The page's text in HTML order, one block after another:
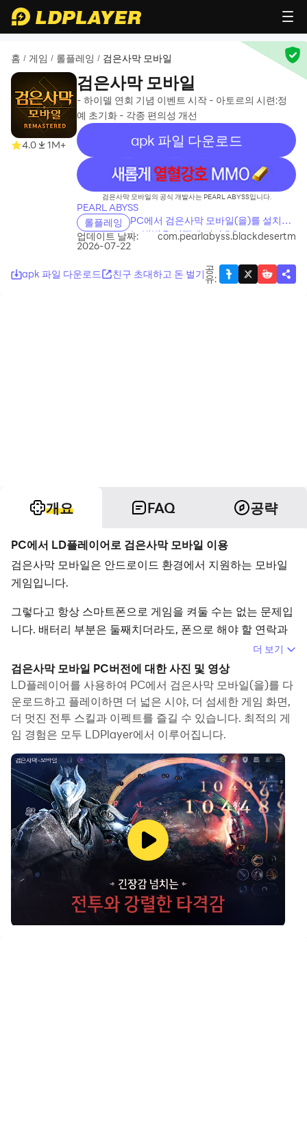
홈 / 게임 / 롤플레잉 / 검은사막 모바일
4.0 1M+
검은사막 모바일
- 하이델 연회 기념 이벤트 시작 - 아토르의 시련:정
예 초기화 - 각종 편의성 개선
apk 파일 다운로드
recommend
검은사막 모바일의 공식 개발사는 PEARL ABYSS입니다.
PEARL ABYSS
롤플레잉
PC에서 검은사막 모바일(을)를 설치하
는 방법은 어떻게 되나요?
업데이트 날짜:
2026-07-22
com.pearlabyss.blackdesertm
apk 파일 다운로드 친구 초대하고 돈 벌기공
유:
개요 FAQ 공략
PC에서 LD플레이어로 검은사막 모바일 이용
검은사막 모바일은 안드로이드 환경에서 지원하는 모바일
게임입니다.
그렇다고 항상 스마트폰으로 게임을 켜둘 수는 없는 문제입
니다. 배터리 부분은 둘째치더라도, 폰으로 해야 할 연락과
업무도 매우 많으니까요. 하지만 LD플레이어를 사용하면
이 모든 문제가 해결됩니다.
LD플레이어란 무엇일까요?
LD플레이어는 키보드와 마우스를 이용해 PC에서 안드로이
드 게임을 즐길 수 있게 해주는 무료 안드로이드 에뮬레이터
입니다.
수시로 걸어온 전화를 걱정할 필요가 없고 더 큰 화면에서
즐길 수 있는 동시에 장시간 플레이에도 핸드폰 배터리 용
량, 발열현상 걱정이 없으니 마음을 놓고 플레이 하세요
더 보기
검은사막 모바일 PC버전에 대한 사진 및 영상
LD플레이어를 사용하여 PC에서 검은사막 모바일(을)를 다
운로드하고 플레이하면 더 넓은 시야, 더 섬세한 게임 화면,
더 멋진 전투 스킬과 이펙트를 즐길 수 있습니다. 최적의 게
임 경험은 모두 LDPlayer에서 이루어집니다.